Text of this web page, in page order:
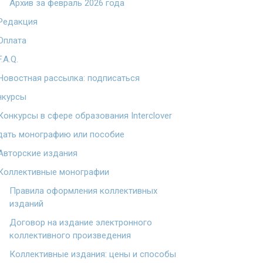
Архив за февраль 2026 года
рассылка: подписаться
в сфере образования Interclover
монографию или пособие
издания
монографии
Правила оформления коллективных
изданий
Договор на издание электронного
коллективного произведения
Коллективные издания: цены и способы